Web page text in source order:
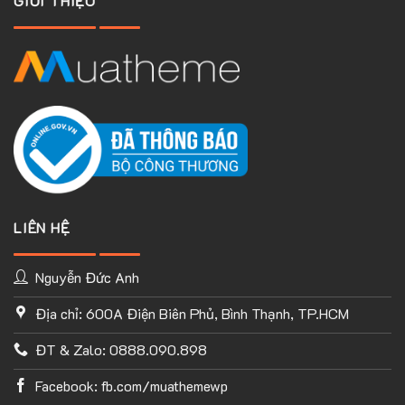
TÙY CHỈNH WEBSITE THEO PHONG CÁCH CỦA BẠN
Với thư viện ứng dụng khổng lồ và UX Builder, bạn có thể tự
tay thiết kế website của mình tùy ý mà không cần đến khả
năng coding. Chỉ cần hình dung ra ý tưởng của mình và
LIÊN HỆ
Nguyễn Đức Anh
Địa chỉ: 600A Điện Biên Phủ, Bình Thạnh, TP.HCM
ĐT & Zalo: 0888.090.898
Facebook: fb.com/muathemewp